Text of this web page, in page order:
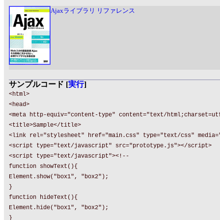
Ajaxライブラリ リファレンス
サンプルコード [実行]
<html>
<head>
<meta http-equiv="content-type" content="text/
<title>Sample</title>
<link rel="stylesheet" href="main.css" type="text/css"
<script type="text/javascript" src="prototype.js"></script>
<script type="text/javascript"><!--
function showText(){
Element.show("box1", "box2");
}
function hideText(){
Element.hide("box1", "box2");
}